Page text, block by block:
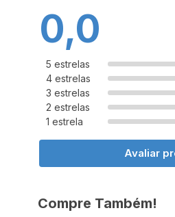
0,0
5 estrelas
4 estrelas
3 estrelas
2 estrelas
1 estrela
Avaliar
Compre Também!